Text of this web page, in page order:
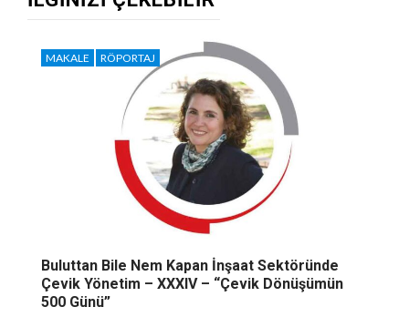
MAKALE RÖPORTAJ
Buluttan Bile Nem Kapan İnşaat Sektöründe
Çevik Yönetim – XXXIV – “Çevik Dönüşümün
500 Günü”